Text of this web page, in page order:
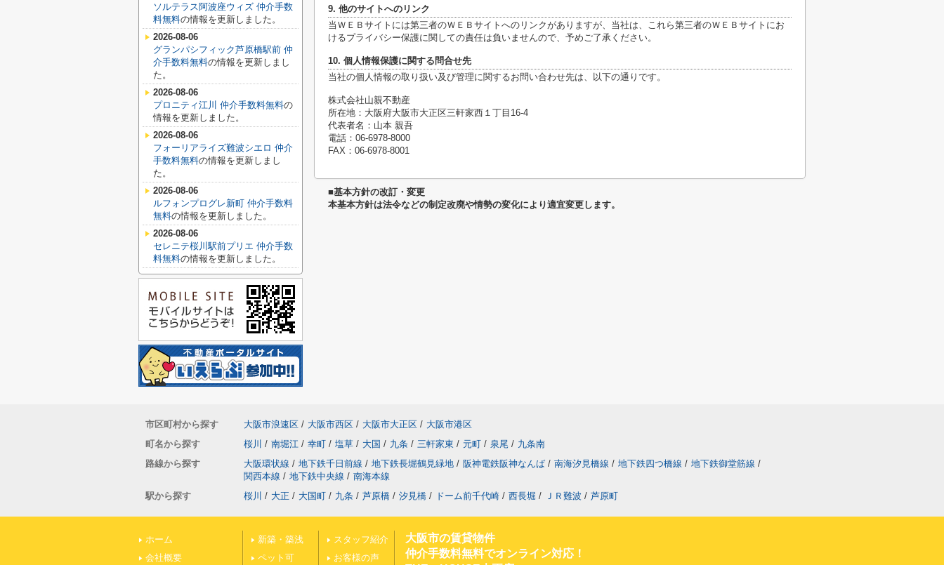
9. 他のサイトへのリンク
当ＷＥＢサイトには第三者のＷＥＢサイトへのリンクがありますが、当社は、これら第三者のＷＥＢサイトにお
けるプライバシー保護に関しての責任は負いませんので、予めご了承ください。
10. 個人情報保護に関する問合せ先
当社の個人情報の取り扱い及び管理に関するお問い合わせ先は、以下の通りです。
株式会社山親不動産
所在地：大阪府大阪市大正区三軒家西１丁目16-4
代表者名：山本 親吾
電話：06-6978-8000
FAX：06-6978-8001
■基本方針の改訂・変更
本基本方針は法令などの制定改廃や情勢の変化により適宜変更します。
ソルテラス阿波座ウィズ 仲介手数
料無料の情報を更新しました。
2026-08-06
グランパシフィック芦原橋駅前 仲
介手数料無料の情報を更新しまし
た。
2026-08-06
プロニティ江川 仲介手数料無料の
情報を更新しました。
2026-08-06
フォーリアライズ難波シエロ 仲介
手数料無料の情報を更新しまし
た。
2026-08-06
ルフォンプログレ新町 仲介手数料
無料の情報を更新しました。
2026-08-06
セレニテ桜川駅前プリエ 仲介手数
料無料の情報を更新しました。
市区町村から探す 大阪市浪速区 / 大阪市西区 / 大阪市大正区 / 大阪市港区
町名から探す
桜川 / 南堀江 / 幸町 / 塩草 / 大国 / 九条 / 三軒家東 / 元町 / 泉尾 / 九条南
路線から探す
大阪環状線 / 地下鉄千日前線 / 地下鉄長堀鶴見緑地 / 阪神電鉄阪神なんば / 南海汐見橋線 / 地下鉄四つ橋線 / 地下鉄御堂筋線 /
関西本線 / 地下鉄中央線 / 南海本線
駅から探す
桜川 / 大正 / 大国町 / 九条 / 芦原橋 / 汐見橋 / ドーム前千代崎 / 西長堀 / ＪＲ難波 / 芦原町
ホーム
会社概要
新築・築浅
ペット可
スタッフ紹介
お客様の声
大阪市の賃貸物件
仲介手数料無料でオンライン対応！